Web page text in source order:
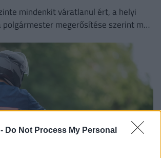
Do Not Process My Personal
mindenkit váratlanul ért, a helyi
polgármester megerősítése szerint még